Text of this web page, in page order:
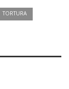
TORTURA